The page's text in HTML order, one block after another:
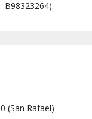
B98323264).
(San Rafael)